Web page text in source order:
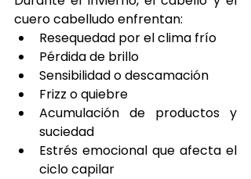
cuero cabelludo enfrentan:
Resequedad por el clima frío
Pérdida de brillo
Sensibilidad o descamación
Frizz o quiebre
Acumulación de productos y
suciedad
Estrés emocional que afecta el
ciclo capilar